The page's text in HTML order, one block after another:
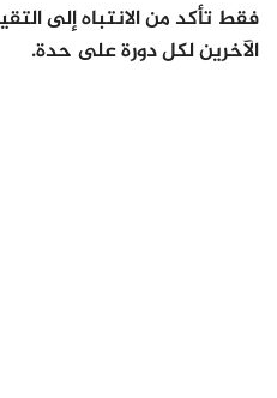
فقط تأكد من الانتباه إلى
الآخرين لكل دورة على حدة.